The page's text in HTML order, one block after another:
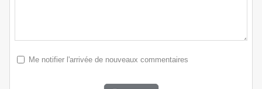
Me notifier l'arrivée de nouveaux commentaires